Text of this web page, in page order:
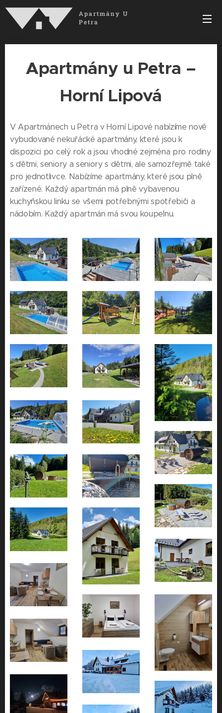
Apartmány U
Petra
Apartmány u Petra –
Horní Lipová
V Apartmánech u Petra v Horní Lipové nabízíme nově
vybudované nekuřácké apartmány, které jsou k
dispozici po celý rok a jsou vhodné zejména pro rodiny
s dětmi, seniory a seniory s dětmi, ale samozřejmě také
pro jednotlivce. Nabízíme apartmány, které jsou plně
zařízené. Každý apartmán má plně vybavenou
kuchyňskou linku se všemi potřebnými spotřebiči a
nádobím. Každý apartmán má svou koupelnu.